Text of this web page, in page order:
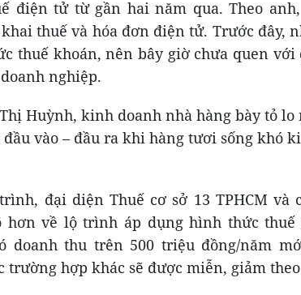
điện tử từ gần hai năm qua. Theo
thuế và hóa đơn điện tử. Trước đây,
thuế khoán, nên bây giờ chưa quen
nghiệp.
Huỳnh, kinh doanh nhà hàng bày tỏ
đầu vào – đầu ra khi hàng tươi sống khó
đại diện Thuế cơ sở 13 TPHCM và
hơn về lộ trình áp dụng hình thức thuế
doanh thu trên 500 triệu đồng/năm
trường hợp khác sẽ được miễn, giảm